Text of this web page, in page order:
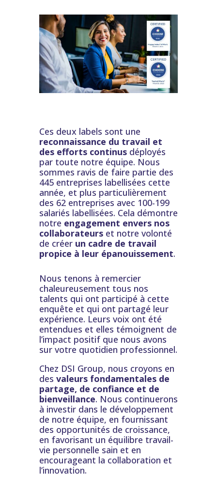
Ces deux labels sont une
reconnaissance du travail et
des efforts continusdéployés
par toute notre équipe. Nous
sommes ravis de faire partie des
445 entreprises labellisées cette
année, et plus particulièrement
des 62 entreprises avec 100-199
salariés labellisées. Cela démontre
notre engagement envers nos
collaborateurset notre volonté
de créer un cadre de travail
propice à leur épanouissement.
Nous tenons à remercier
chaleureusement tous nos
talents qui ont participé à cette
enquête et qui ont partagé leur
expérience. Leurs voix ont été
entendues et elles témoignent de
l’impact positif que nous avons
sur votre quotidien professionnel.
Chez DSI Group, nous croyons en
des valeurs fondamentales de
partage, de confiance et de
bienveillance. Nous continuerons
à investir dans le développement
de notre équipe, en fournissant
des opportunités de croissance,
en favorisant un équilibre travail-
vie personnelle sain et en
encourageant la collaboration et
l’innovation.